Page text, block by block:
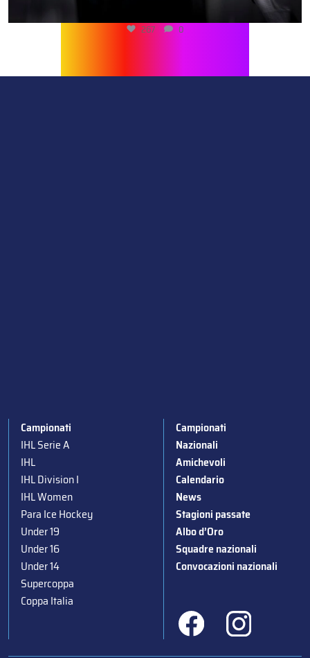
267 0
Campionati
IHL Serie A
IHL
IHL Division I
IHL Women
Para Ice Hockey
Under 19
Under 16
Under 14
Supercoppa
Coppa Italia
Campionati
Nazionali
Amichevoli
Calendario
News
Stagioni passate
Albo d’Oro
Squadre nazionali
Convocazioni nazionali